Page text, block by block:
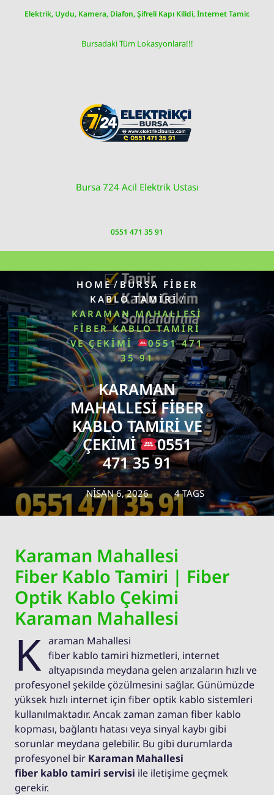
Elektrik, Uydu, Kamera, Diafon, Şifreli Kapı Kilidi, İnternet Tamir.
Bursadaki Tüm Lokasyonlara!!!
Bursa 724 Acil Elektrik Ustası
0551 471 35 91
HOME/ BURSA FİBER
KABLO TAMİRİ /
KARAMAN MAHALLESI
FIBER KABLO TAMIRI
VE ÇEKIMI
0551 471
35 91
KARAMAN
MAHALLESI FIBER
KABLO TAMIRI VE
ÇEKIMI
0551
471 35 91
NISAN 6, 2026 4 TAGS
Karaman Mahallesi
Fiber Kablo Tamiri | Fiber
Optik Kablo Çekimi
Karaman Mahallesi
K araman Mahallesi
fiber kablo tamiri hizmetleri, internet
altyapısında meydana gelen arızaların hızlı ve
profesyonel şekilde çözülmesini sağlar. Günümüzde
yüksek hızlı internet için fiber optik kablo sistemleri
kullanılmaktadır. Ancak zaman zaman fiber kablo
kopması, bağlantı hatası veya sinyal kaybı gibi
sorunlar meydana gelebilir. Bu gibi durumlarda
profesyonel bir Karaman Mahallesi
fiber kablo tamiri servisi ile iletişime geçmek
gerekir.